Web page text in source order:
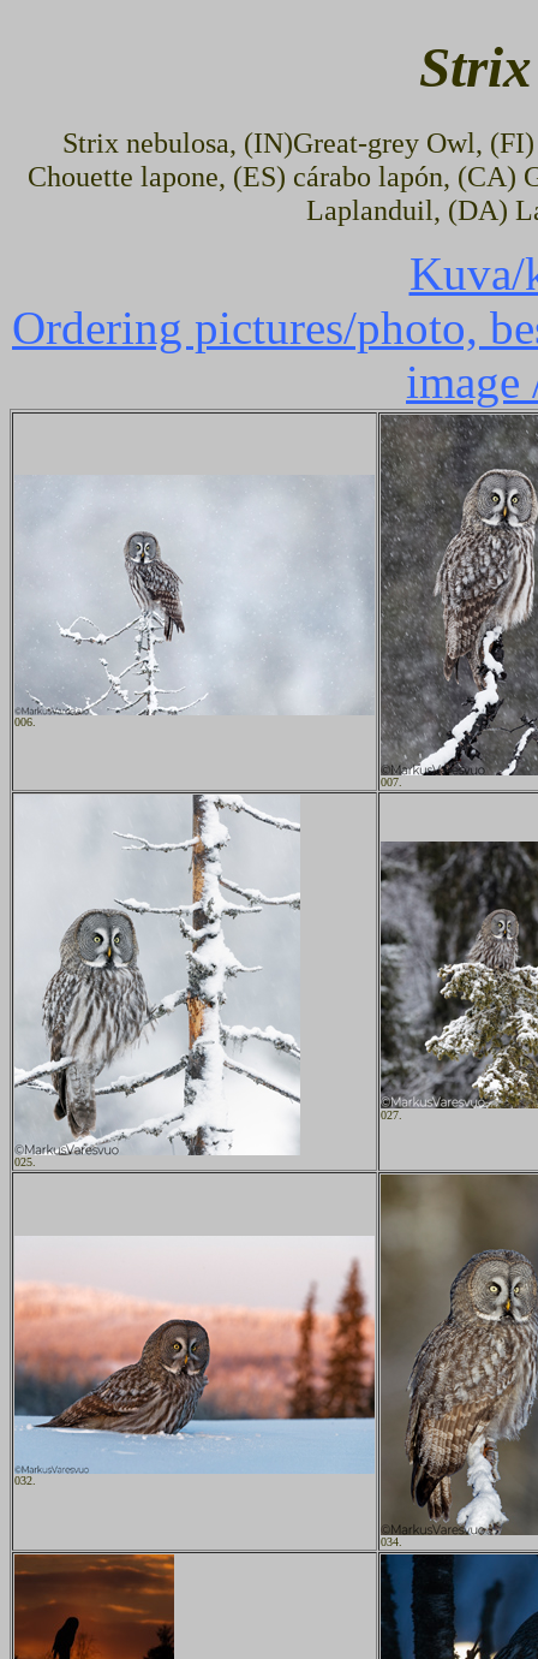
Strix nebulosa, (IN)Great-grey Owl,
Chouette lapone, (ES) cárabo lapón,
Laplanduil, (DA)
Kuva/
Ordering pictures/photo,
006.
007.
025.
027.
032.
034.